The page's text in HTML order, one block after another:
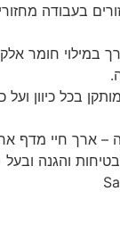
במילוי חומר
בכל כיוון
– ארך חיי מדף